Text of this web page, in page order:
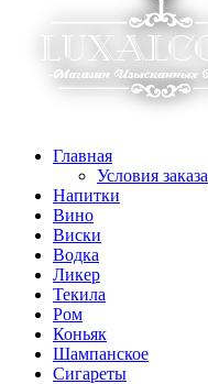
Главная
Условия заказа
Напитки
Вино
Виски
Водка
Ликер
Текила
Ром
Коньяк
Шампанское
Сигареты